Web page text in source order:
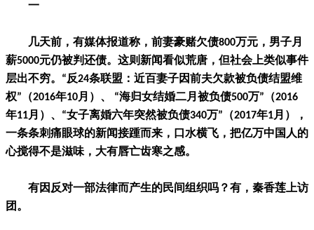
一
几天前，有媒体报道称，前妻豪赌欠债800万元，男子月
薪5000元仍被判还债。这则新闻看似荒唐，但社会上类似事件
层出不穷。“反24条联盟：近百妻子因前夫欠款被负债结盟维
权”（2016年10月）、 “海归女结婚二月被负债500万”（2016
年11月）、“女子离婚六年突然被负债340万”（2017年1月），
一条条刺痛眼球的新闻接踵而来，口水横飞，把亿万中国人的
心搅得不是滋味，大有唇亡齿寒之感。
有因反对一部法律而产生的民间组织吗？有，秦香莲上访
团。